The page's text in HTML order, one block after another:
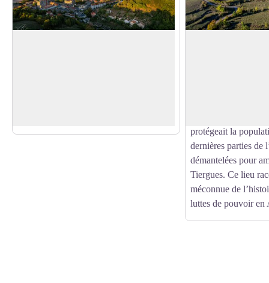
protégeait la
dernières parties de
démantelées pour
Tiergues. Ce lieu
méconnue de
luttes de pouvoir en